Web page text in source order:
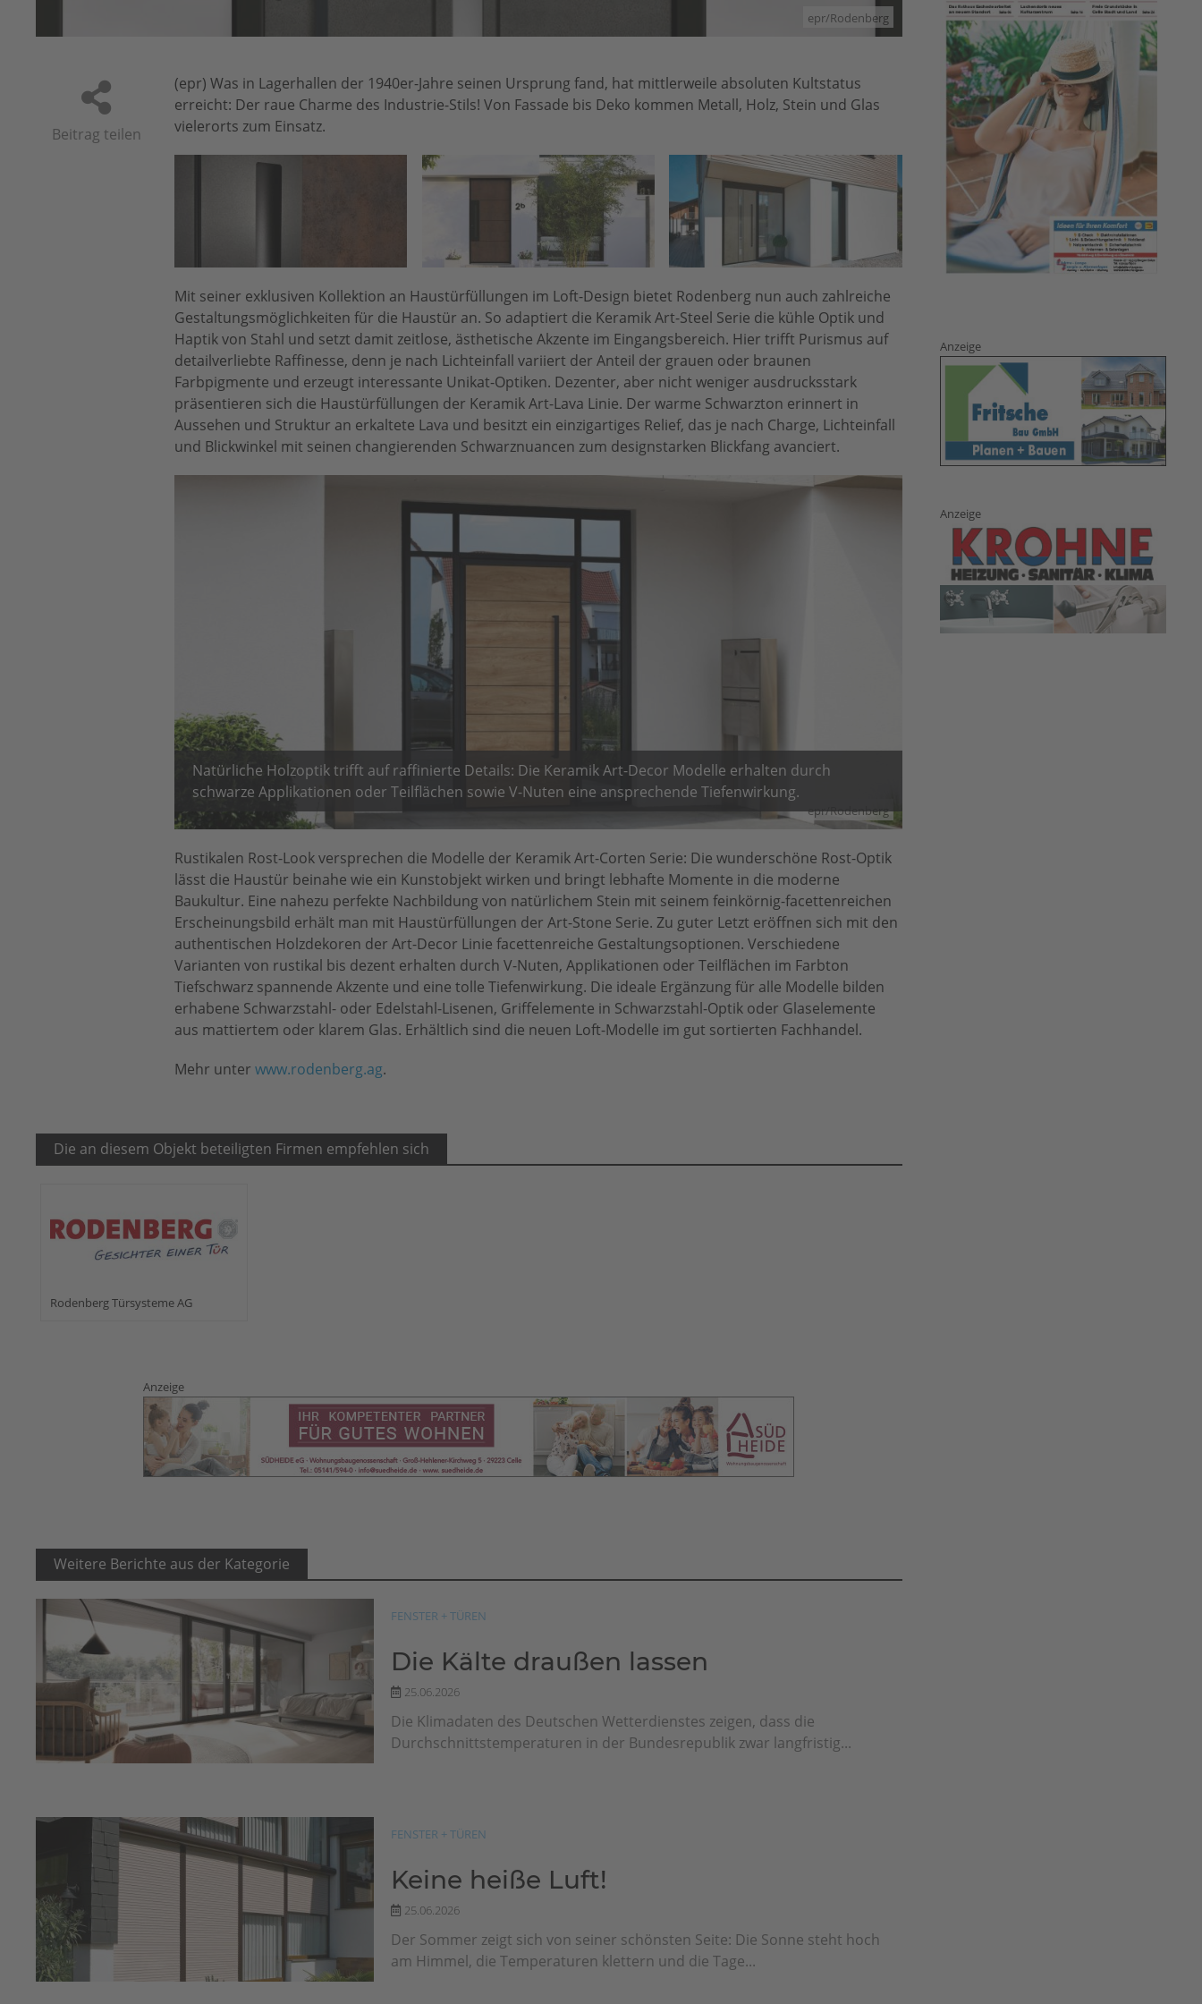
epr/Rodenberg
Beitrag teilen
(epr) Was in Lagerhallen der 1940er-Jahre seinen Ursprung fand, hat mittlerweile absoluten Kultstatus
erreicht: Der raue Charme des Industrie-Stils! Von Fassade bis Deko kommen Metall, Holz, Stein und Glas
vielerorts zum Einsatz.
Mit seiner exklusiven Kollektion an Haustürfüllungen im Loft-Design bietet Rodenberg nun auch zahlreiche
Gestaltungsmöglichkeiten für die Haustür an. So adaptiert die Keramik Art-Steel Serie die kühle Optik und
Haptik von Stahl und setzt damit zeitlose, ästhetische Akzente im Eingangsbereich. Hier trifft Purismus auf
detailverliebte Raffinesse, denn je nach Lichteinfall variiert der Anteil der grauen oder braunen
Farbpigmente und erzeugt interessante Unikat-Optiken. Dezenter, aber nicht weniger ausdrucksstark
präsentieren sich die Haustürfüllungen der Keramik Art-Lava Linie. Der warme Schwarzton erinnert in
Aussehen und Struktur an erkaltete Lava und besitzt ein einzigartiges Relief, das je nach Charge, Lichteinfall
und Blickwinkel mit seinen changierenden Schwarznuancen zum designstarken Blickfang avanciert.
epr/Rodenberg
Natürliche Holzoptik trifft auf raffinierte Details: Die Keramik Art-Decor Modelle erhalten durch
schwarze Applikationen oder Teilflächen sowie V-Nuten eine ansprechende Tiefenwirkung.
Rustikalen Rost-Look versprechen die Modelle der Keramik Art-Corten Serie: Die wunderschöne Rost-Optik
lässt die Haustür beinahe wie ein Kunstobjekt wirken und bringt lebhafte Momente in die moderne
Baukultur. Eine nahezu perfekte Nachbildung von natürlichem Stein mit seinem feinkörnig-facettenreichen
Erscheinungsbild erhält man mit Haustürfüllungen der Art-Stone Serie. Zu guter Letzt eröffnen sich mit den
authentischen Holzdekoren der Art-Decor Linie facettenreiche Gestaltungsoptionen. Verschiedene
Varianten von rustikal bis dezent erhalten durch V-Nuten, Applikationen oder Teilflächen im Farbton
Tiefschwarz spannende Akzente und eine tolle Tiefenwirkung. Die ideale Ergänzung für alle Modelle bilden
erhabene Schwarzstahl- oder Edelstahl-Lisenen, Griffelemente in Schwarzstahl-Optik oder Glaselemente
aus mattiertem oder klarem Glas. Erhältlich sind die neuen Loft-Modelle im gut sortierten Fachhandel.
Mehr unter www.rodenberg.ag.
Die an diesem Objekt beteiligten Firmen empfehlen sich
Rodenberg Türsysteme AG
Anzeige
Weitere Berichte aus der Kategorie
FENSTER + TÜREN
Die Kälte draußen lassen
25.06.2026
Die Klimadaten des Deutschen Wetterdienstes zeigen, dass die
Durchschnittstemperaturen in der Bundesrepublik zwar langfristig...
FENSTER + TÜREN
Keine heiße Luft!
25.06.2026
Der Sommer zeigt sich von seiner schönsten Seite: Die Sonne steht hoch
am Himmel, die Temperaturen klettern und die Tage...
Anzeige
Anzeige